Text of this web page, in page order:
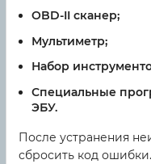
OBD-II сканер;
Мультиметр;
Набор
Специальные
ЭБУ.
После устранения
сбросить код